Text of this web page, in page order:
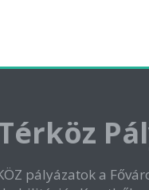
pályázatok a